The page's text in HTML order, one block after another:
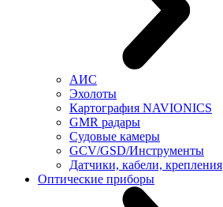
АИС
Эхолоты
Картография NAVIONICS
GMR радары
Судовые камеры
GCV/GSD/Инструменты
Датчики, кабели, крепления
Оптические приборы